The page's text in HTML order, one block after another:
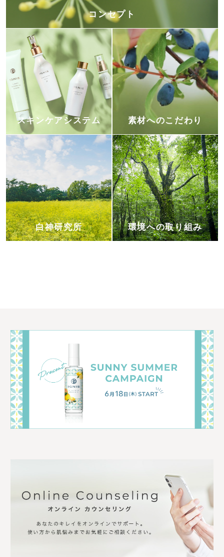
コンセプト
スキンケアシステム 素材へのこだわり
白神研究所 環境への取り組み